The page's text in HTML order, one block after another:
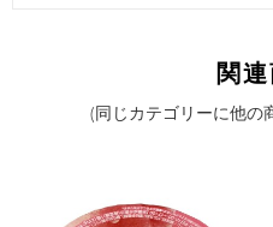
関
(同じカテゴリーに他の